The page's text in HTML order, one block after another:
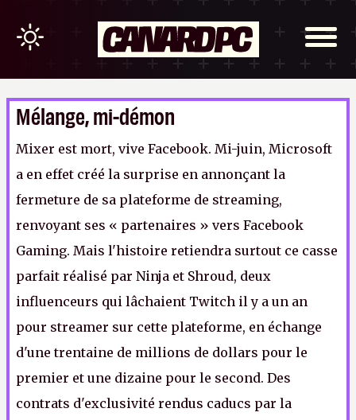
Mélange, mi-démon
Mixer est mort, vive Facebook. Mi-juin, Microsoft
a en effet créé la surprise en annonçant la
fermeture de sa plateforme de streaming,
renvoyant ses « partenaires » vers Facebook
Gaming. Mais l'histoire retiendra surtout ce casse
parfait réalisé par Ninja et Shroud, deux
influenceurs qui lâchaient Twitch il y a un an
pour streamer sur cette plateforme, en échange
d'une trentaine de millions de dollars pour le
premier et une dizaine pour le second. Des
contrats d'exclusivité rendus caducs par la